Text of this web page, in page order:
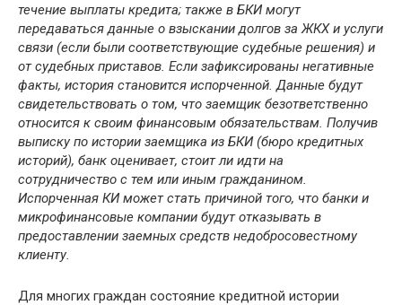
течение выплаты кредита; также в БКИ могут
передаваться данные о взыскании долгов за ЖКХ и услуги
связи (если были соответствующие судебные решения) и
от судебных приставов. Если зафиксированы негативные
факты, история становится испорченной. Данные будут
свидетельствовать о том, что заемщик безответственно
относится к своим финансовым обязательствам. Получив
выписку по истории заемщика из БКИ (бюро кредитных
историй), банк оценивает, стоит ли идти на
сотрудничество с тем или иным гражданином.
Испорченная КИ может стать причиной того, что банки и
микрофинансовые компании будут отказывать в
предоставлении заемных средств недобросовестному
клиенту.
Для многих граждан состояние кредитной истории